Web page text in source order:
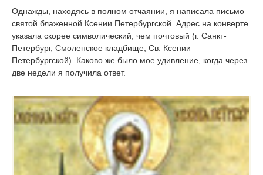
Однажды, находясь в полном отчаянии, я написала письмо
святой блаженной Ксении Петербургской. Адрес на конверте
указала скорее символический, чем почтовый (г. Санкт-
Петербург, Смоленское кладбище, Св. Ксении
Петербургской). Каково же было мое удивление, когда через
две недели я получила ответ.